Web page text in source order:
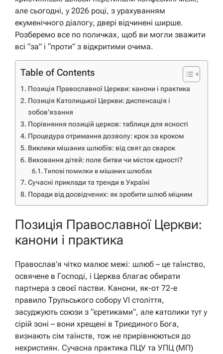
але сьогодні, у 2026 році, з урахуванням
екуменічного діалогу, двері відчинені ширше.
Розберемо все по поличках, щоб ви могли зважити
всі “за” і “проти” з відкритими очима.
Table of Contents
Позиція Православної Церкви: канони і практика
Позиція Католицької Церкви: диспенсація і
зобов’язання
Порівняння позицій церков: таблиця для ясності
Процедура отримання дозволу: крок за кроком
Виклики мішаних шлюбів: від свят до сварок
Виховання дітей: поле битви чи місток єдності?
Типові помилки в мішаних шлюбах
Сучасні приклади та тренди в Україні
Поради від досвідчених: як зробити шлюб міцним
Позиція Православної Церкви:
канони і практика
Православ’я чітко малює межі: шлюб – це таїнство,
освячене в Господі, і Церква благає обирати
партнера з своєї пастви. Канони, як-от 72-е
правило Трульського собору VI століття,
засуджують союзи з “єретиками”, але католики тут у
сірій зоні – вони хрещені в Триєдиного Бога,
визнають сім таїнств, тож не прирівнюються до
нехристиян. Сучасна практика ПЦУ та УПЦ (МП)